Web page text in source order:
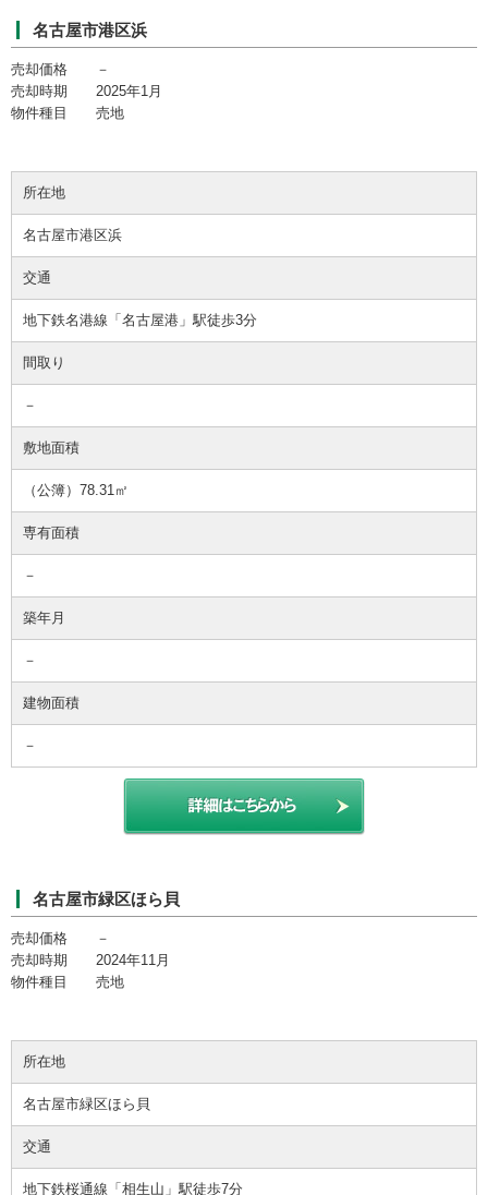
名古屋市港区浜
売却価格 －
売却時期 2025年1月
物件種目 売地
所在地
名古屋市港区浜
交通
地下鉄名港線「名古屋港」駅徒歩3分
間取り
－
敷地面積
（公簿）78.31㎡
専有面積
－
築年月
－
建物面積
－
名古屋市緑区ほら貝
売却価格 －
売却時期 2024年11月
物件種目 売地
所在地
名古屋市緑区ほら貝
交通
地下鉄桜通線「相生山」駅徒歩7分